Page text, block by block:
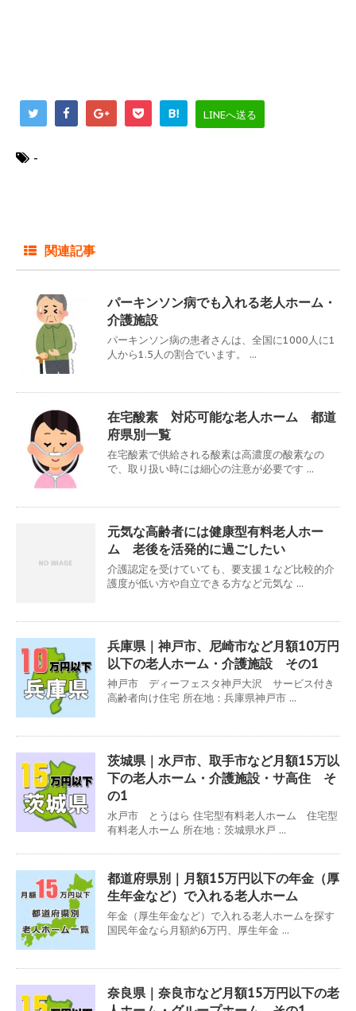
B! LINEへ送る
-
関連記事
パーキンソン病でも入れる老人ホーム・
介護施設
パーキンソン病の患者さんは、全国に1000人に1
人から1.5人の割合でいます。 ...
在宅酸素 対応可能な老人ホーム 都道
府県別一覧
在宅酸素で供給される酸素は高濃度の酸素なの
で、取り扱い時には細心の注意が必要です ...
元気な高齢者には健康型有料老人ホー
ム 老後を活発的に過ごしたい
介護認定を受けていても、要支援１など比較的介
護度が低い方や自立できる方など元気な ...
兵庫県｜神戸市、尼崎市など月額10万円
以下の老人ホーム・介護施設 その1
神戸市 ディーフェスタ神戸大沢 サービス付き
高齢者向け住宅 所在地：兵庫県神戸市 ...
茨城県｜水戸市、取手市など月額15万以
下の老人ホーム・介護施設・サ高住 そ
の1
水戸市 とうはら 住宅型有料老人ホーム 住宅型
有料老人ホーム 所在地：茨城県水戸 ...
都道府県別｜月額15万円以下の年金（厚
生年金など）で入れる老人ホーム
年金（厚生年金など）で入れる老人ホームを探す
国民年金なら月額約6万円、厚生年金 ...
奈良県｜奈良市など月額15万円以下の老